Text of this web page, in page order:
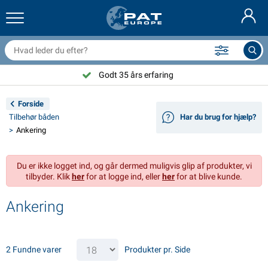
& tilbehør
udstyr til trailer
Belysning
Belysning Aspöck
Belysning Radex
belysning for tilhengere
indvendig
& solprodukter
& 24V tilbehør
og topbetræk
& autocamper udvendig
& bobil invendig
til gas
og beslag
og sjækler
og vedligeholdelse
Brandslukker & brandtæpper
produkter
Nederlands
Deutsch
English
Svenska
Norsk
Godt 35 års erfaring
Forside
Tilbehør båden
Ankering
Har du brug for hjælp?
Du er ikke logget ind, og går dermed muligvis glip af produkter, vi
tilbyder. Klikherfor at logge ind, ellerherfor at blive kunde.
Ankering
2 Fundne varer Produkter pr. Side